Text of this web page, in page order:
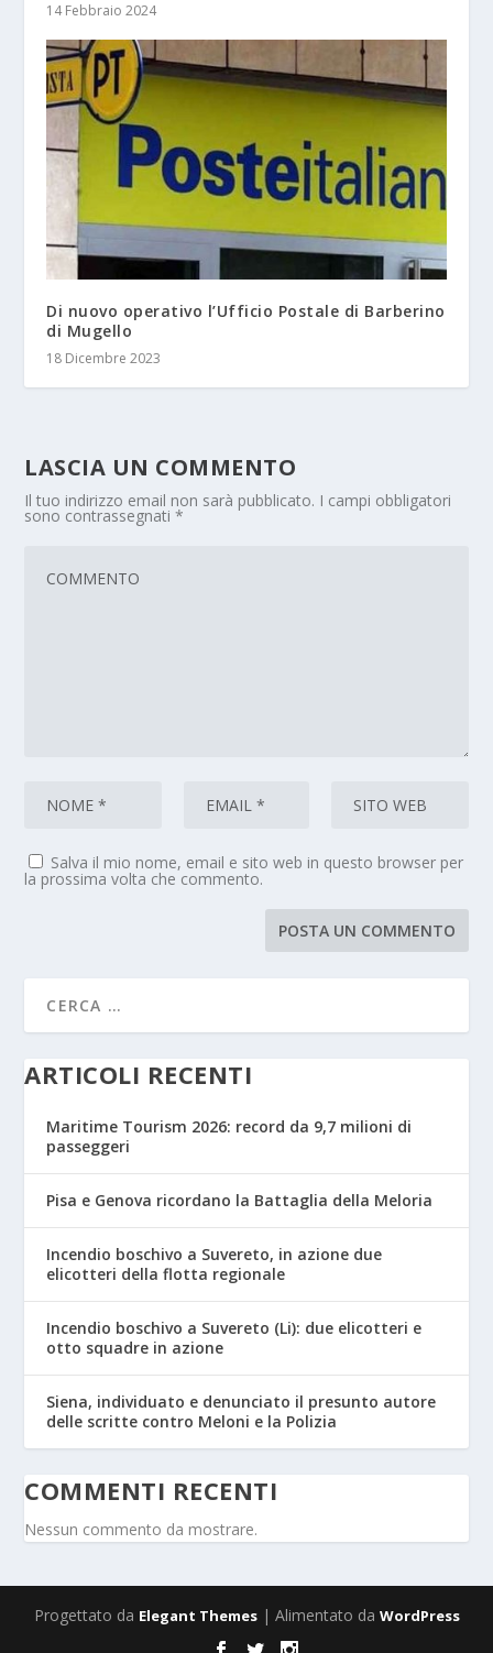
14 Febbraio 2024
Di nuovo operativo l’Ufficio Postale di Barberino
di Mugello
18 Dicembre 2023
LASCIA UN COMMENTO
Il tuo indirizzo email non sarà pubblicato. I campi obbligatori
sono contrassegnati*
Salva il mio nome, email e sito web in questo browser per
la prossima volta che commento.
ARTICOLI RECENTI
Maritime Tourism 2026: record da 9,7 milioni di
passeggeri
Pisa e Genova ricordano la Battaglia della Meloria
Incendio boschivo a Suvereto, in azione due
elicotteri della flotta regionale
Incendio boschivo a Suvereto (Li): due elicotteri e
otto squadre in azione
Siena, individuato e denunciato il presunto autore
delle scritte contro Meloni e la Polizia
COMMENTI RECENTI
Nessun commento da mostrare.
Progettato da Elegant Themes| Alimentato da WordPress